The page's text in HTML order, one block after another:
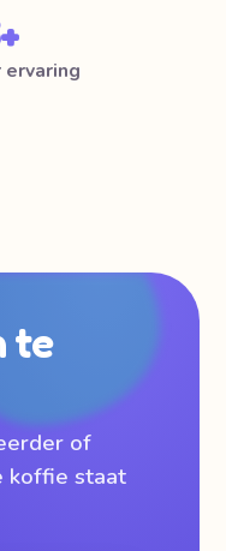
ervaring
te
of
koffie staat